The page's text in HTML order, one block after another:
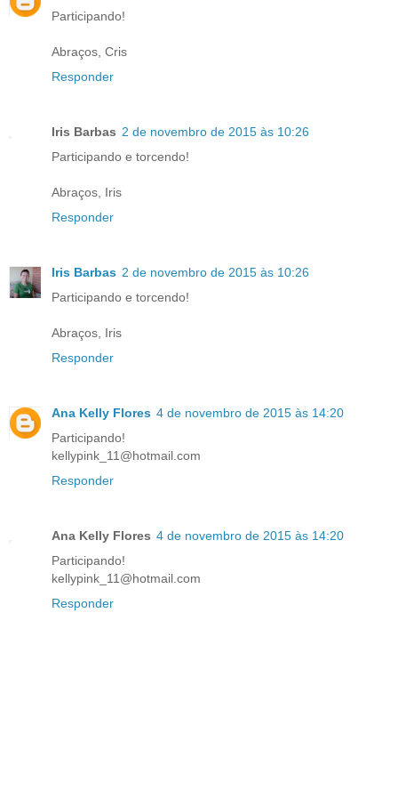
Participando!
Abraços, Cris
Responder
Iris Barbas 2 de novembro de 2015 às 10:26
Participando e torcendo!
Abraços, Iris
Responder
Iris Barbas 2 de novembro de 2015 às 10:26
Participando e torcendo!
Abraços, Iris
Responder
Ana Kelly Flores 4 de novembro de 2015 às 14:20
Participando!
kellypink_11@hotmail.com
Responder
Ana Kelly Flores 4 de novembro de 2015 às 14:20
Participando!
kellypink_11@hotmail.com
Responder